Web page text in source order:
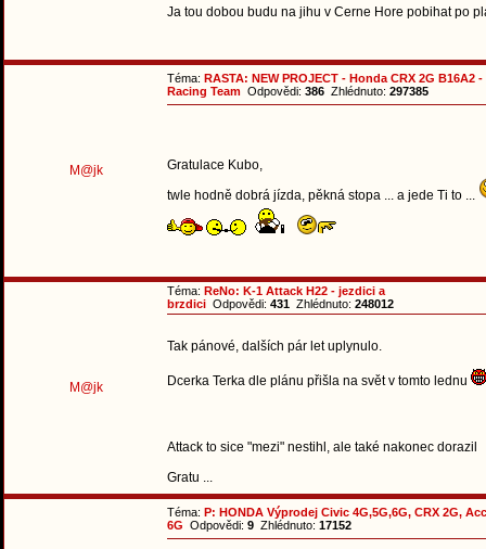
Ja tou dobou budu na jihu v Cerne Hore pobihat po
M@jk
Téma: RASTA: NEW PROJECT - Honda CRX 2G B16A2
Racing Team Odpovědi: 386 Zhlédnuto: 297385
Gratulace Kubo,
twle hodně dobrá jízda, pěkná stopa ... a jede Ti to ...
M@jk
Téma: ReNo: K-1 Attack H22 - jezdici a
brzdici Odpovědi: 431 Zhlédnuto: 248012
Tak pánové, dalších pár let uplynulo.
Dcerka Terka dle plánu přišla na svět v tomto lednu
Attack to sice "mezi" nestihl, ale také nakonec dorazil
Gratu ...
Téma: P: HONDA Výprodej Civic 4G,5G,6G, CRX 2G,
6G Odpovědi: 9 Zhlédnuto: 17152